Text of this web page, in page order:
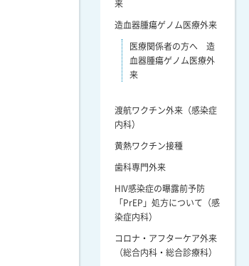
来
造血器腫瘍ゲノム医療外来
医療関係者の方へ 造
血器腫瘍ゲノム医療外
来
渡航ワクチン外来（感染症
内科）
黄熱ワクチン接種
歯科専門外来
HIV感染症の曝露前予防
「PrEP」処方について（感
染症内科）
コロナ・アフターケア外来
（総合内科・総合診療科）